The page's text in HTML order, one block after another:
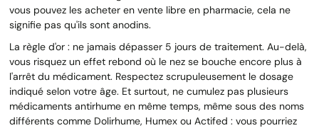
vous pouvez les acheter en vente libre en pharmacie, cela ne
signifie pas qu'ils sont anodins.
La règle d'or : ne jamais dépasser 5 jours de traitement. Au-delà,
vous risquez un effet rebond où le nez se bouche encore plus à
l'arrêt du médicament. Respectez scrupuleusement le dosage
indiqué selon votre âge. Et surtout, ne cumulez pas plusieurs
médicaments antirhume en même temps, même sous des noms
différents comme Dolirhume, Humex ou Actifed : vous pourriez